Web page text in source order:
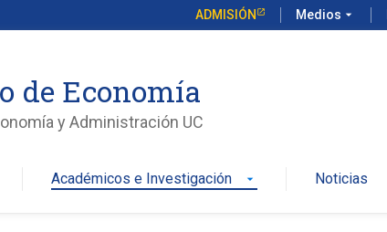
ADMISIÓN Medios arrow_drop_down
de Economía
y Administración UC
Académicos e Investigación arrow_drop_down Noticias